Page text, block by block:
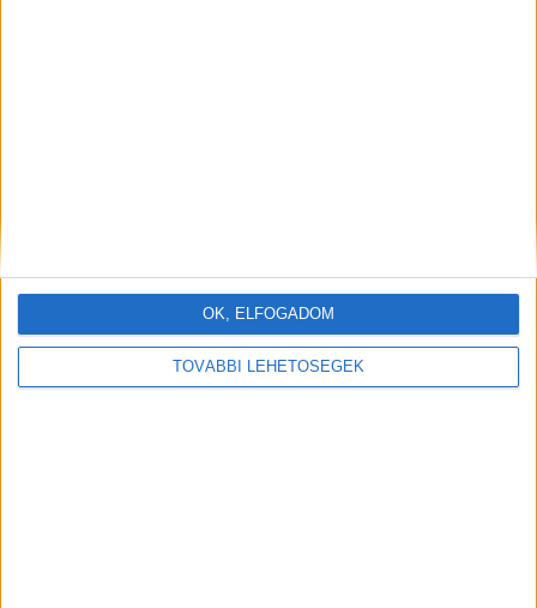
TOVÁBBI LEHETŐSÉGEK
OK, ELFOGADOM